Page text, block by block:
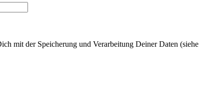
mit der Speicherung und Verarbeitung Deiner Daten (siehe